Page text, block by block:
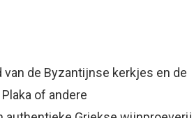
de Byzantijnse kerkjes en de
of andere